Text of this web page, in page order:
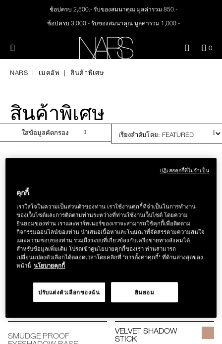
ช้อปครบ 2,500.- รับของสมนาคุณ มูลค่ารวม 850.-
ช้อปครบ 3,000.- รับของสมนาคุณ มูลค่ารวม 1,000.-
ทุกคำสั่งซื้อ รับฟรี Light Reflecting™ Foundation 4 ml #Mont Blanc มูลค่า 500.-
ช้อป Quad Eyeshadow รับฟรี Mini Eyeshadow Brush มูลค่า 1,000 .-
ช้อป NEW Light Reflecting™ Prismatic Powder รับฟรี Radiant Creamy
Giptok มูลค่า 690.-
ช้อป Blush ใดๆ รับฟรี Afterglow Lip Balm #Orgasm 1.1 g มูลค่า 750 .-
ช้อป Foundation ใดๆ รับฟรี Light Reflecting™ Luminizing Blush #Heavenly 2 g
value 750.-
0
THE PETAL PLAY COLLECTION
แก้ม
สกินแคร์
NARS เมคอัพ สินค้าพิเศษ
สินค้าพิเศษ
ใส่ข้อมูลคัดกรอง
RADIANT CREAMY
CONCEALER
RADIANT CREAMY
CONCEALER
21 SHADES
฿ 1,550
SOFT MATTE
COMPLETE
CONCEALER
5 SHADES
฿ 1,500
SMUDGE PROOF
VELVET SHADOW
STICK
คุกกี้
เราใส่ใจในความเป็นส่วนตัวของท่าน เราใช้งานคุกกี้ที่จำเป็นในการทำงาน
ของเว็บไซต์และการติดตามท่านระหว่างที่ท่านใช้งานเว็บไซต์ โดยความ
ยินยอมของท่าน เราและพาร์ทเนอร์ของเราจะสามารถใช้คุกกี้เพื่อติดตาม
กิจกรรมออนไลน์ของท่าน นำเสนอเนื้อหาและโฆษณาที่จัดสรรตามความสนใจ
และความชอบของท่าน รวมถึงระบบที่เกี่ยวข้องกับเครือข่ายทางสังคมได้
สำหรับข้อมูลเพิ่มเติม โปรดเข้าดูนโยบายคุกกี้ของเรา ท่านสามารถ
เปลี่ยนแปลงตัวเลือกได้ตลอดเวลาโดยคลิกที่ "การตั้งค่าคุกกี้" ที่ด้านล่างสุดของ
หน้านี้ นโยบายคุกกี้
ยินยอม
ปรับแต่งตัวเลือกของฉัน
ปฏิเสธคุกกี้ที่ไม่จำเป็น